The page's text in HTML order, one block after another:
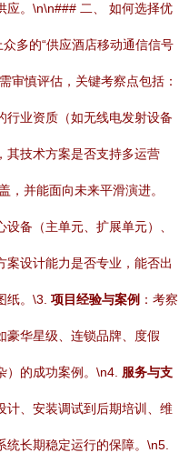
应。\n\n### 二、 如何选择优
多的“供应酒店移动通信信号
审慎评估，关键考察点包括：
行业资质（如无线电发射设备
其技术方案是否支持多运营
，并能面向未来平滑演进。
设备（主单元、扩展单元）、
案设计能力是否专业，能否出
纸。\3. 项目经验与案例 ：考察
豪华星级、连锁品牌、度假
）的成功案例。\n4. 服务与支
计、安装调试到后期培训、维
长期稳定运行的保障。\n5.